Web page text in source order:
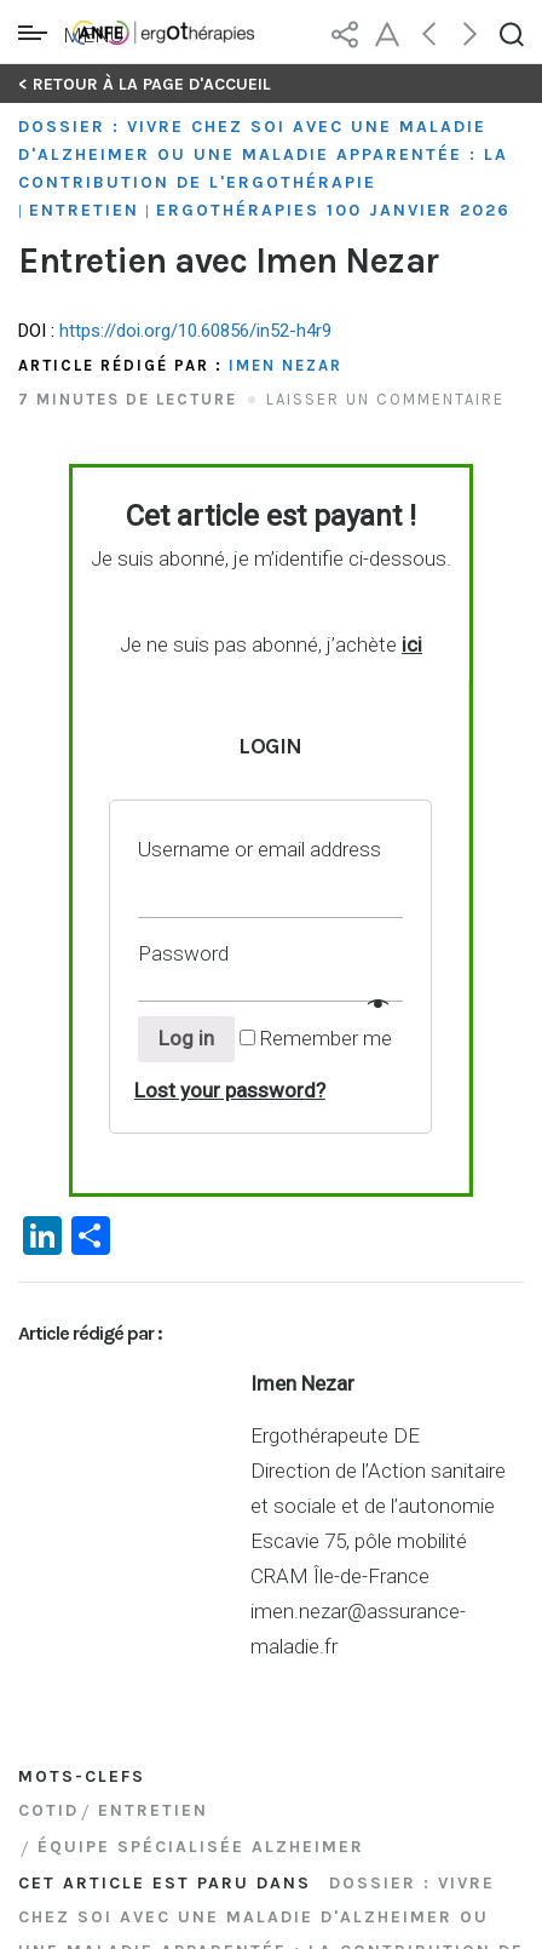
Skip
content
MENU
< RETOUR À LA PAGE D'ACCUEIL
DOSSIER : VIVRE CHEZ SOI AVEC UNE MALADIE
D'ALZHEIMER OU UNE MALADIE APPARENTÉE : LA
CONTRIBUTION DE L'ERGOTHÉRAPIE
ENTRETIEN ERGOTHÉRAPIES 100 JANVIER 2026
Entretien avec Imen Nezar
DOI : https://doi.org/10.60856/in52-h4r9
ARTICLE RÉDIGÉ PAR : IMEN NEZAR
7 MINUTES DE LECTURE
LAISSER UN COMMENTAIRE
Cet article est payant !
Je suis abonné, je m’identifie ci-dessous.
Je ne suis pas abonné, j’achète ici
LOGIN
Username or email address
Password
Log in Remember me
Lost your password?
Li
n
ke
dI
ar
ta
g
Article rédigé par :
Imen Nezar
Ergothérapeute DE
Direction de l’Action sanitaire
et sociale et de l’autonomie
Escavie 75, pôle mobilité
CRAM Île-de-France
imen.nezar@assurance-
maladie.fr
MOTS-CLEFS
COTID
ENTRETIEN
ÉQUIPE SPÉCIALISÉE ALZHEIMER
CET ARTICLE EST PARU DANS
DOSSIER : VIVRE
CHEZ SOI AVEC UNE MALADIE D'ALZHEIMER OU